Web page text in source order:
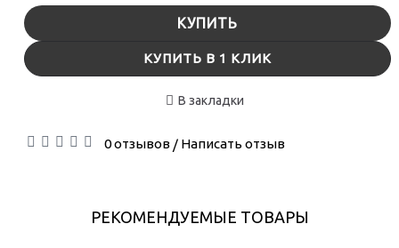
КУПИТЬ
КУПИТЬ В 1 КЛИК
В закладки
0 отзывов/ Написать отзыв
РЕКОМЕНДУЕМЫЕ ТОВАРЫ